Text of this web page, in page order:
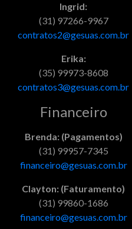
Ingrid:
(31) 97266-9967
contratos2@gesuas.com.br
Erika:
(35) 99973-8608
contratos3@gesuas.com.br
Financeiro
Brenda: (Pagamentos)
(31) 99957-7345
financeiro@gesuas.com.br
Clayton: (Faturamento)
(31) 99860-1686
financeiro@gesuas.com.br